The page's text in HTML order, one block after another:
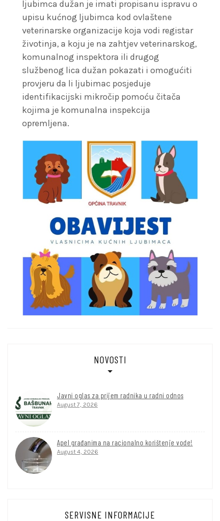
ljubimca dužan je imati propisanu ispravu o
upisu kućnog ljubimca kod ovlaštene
veterinarske organizacije koja vodi registar
životinja, a koju je na zahtjev veterinarskog,
komunalnog inspektora ili drugog
službenog lica dužan pokazati i omogućiti
provjeru da li ljubimac posjeduje
identifikacijski mikročip pomoću čitača
kojima je komunalna inspekcija
opremljena.
NOVOSTI
Javni oglas za prijem radnika u radni odnos
August 7, 2026
Apel građanima na racionalno korištenje vode!
August 4, 2026
SERVISNE INFORMACIJE